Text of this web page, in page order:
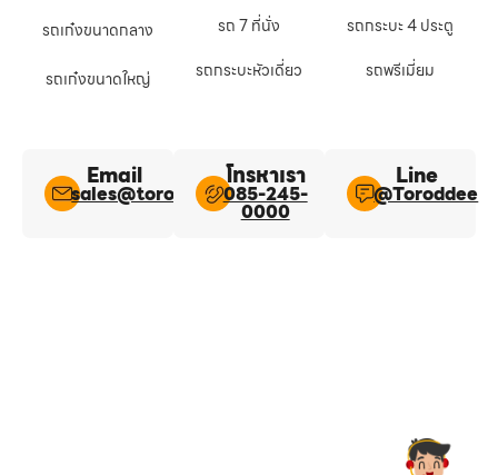
รถเก๋งขนาดกลาง
รถเก๋งขนาดใหญ่
รถ 7 ที่นั่ง
รถกระบะหัวเดี่ยว
รถกระบะ 4 ประตู
รถพรีเมี่ยม
Email
sales@toroddee.com
โทรหาเรา
085-245-
0000
Line​
@Toroddee​